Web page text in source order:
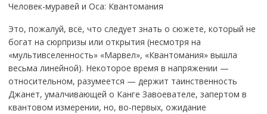
Человек-муравей и Оса: Квантомания
Это, пожалуй, всё, что следует знать о сюжете, который не
богат на сюрпризы или открытия (несмотря на
«мультивселенность» «Марвел», «Квантомания» вышла
весьма линейной). Некоторое время в напряжении —
относительном, разумеется — держит таинственность
Джанет, умалчивающей о Канге Завоевателе, запертом в
квантовом измерении, но, во-первых, ожидание